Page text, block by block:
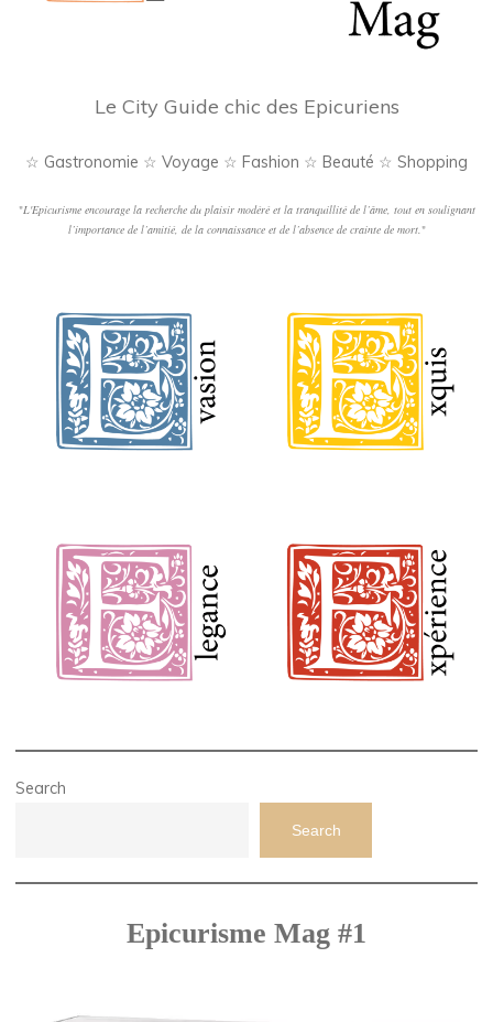
Le City Guide chic des Epicuriens
☆ Gastronomie ☆ Voyage ☆ Fashion ☆ Beauté ☆ Shopping
"L'Epicurisme encourage la recherche du plaisir modéré et la tranquillité de l’âme, tout en soulignant
l’importance de l’amitié, de la connaissance et de l’absence de crainte de mort."
Search
Search
Epicurisme Mag #1